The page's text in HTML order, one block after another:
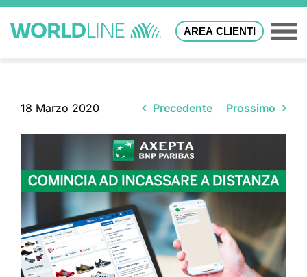
AREA CLIENTI
18 Marzo 2020 Precedente Prossimo